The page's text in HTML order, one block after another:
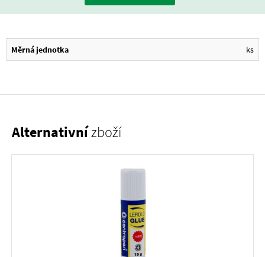
Měrná jednotka ks
Alternativnízboží